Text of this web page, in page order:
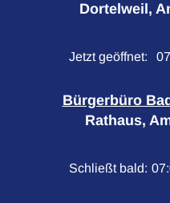
Dortelweil,
Klicken, um
Jetzt geöffnet:
Bürgerbüro
Rathaus,
Klicken, um
Schließt bald: